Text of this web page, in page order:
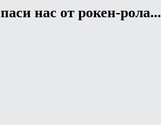
нас от рокен-рола...